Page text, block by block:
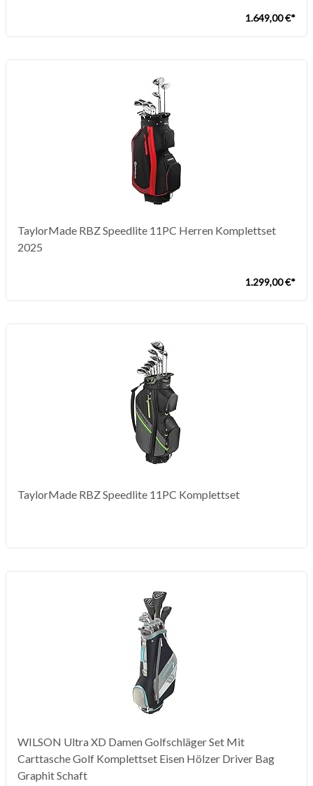
1.649,00 €*
TaylorMade RBZ Speedlite 11PC Herren Komplettset
2025
1.299,00 €*
TaylorMade RBZ Speedlite 11PC Komplettset
WILSON Ultra XD Damen Golfschläger Set Mit
Carttasche Golf Komplettset Eisen Hölzer Driver Bag
Graphit Schaft